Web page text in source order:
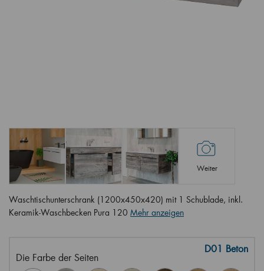
Weiter
Waschtischunterschrank (1200x450x420) mit 1 Schublade, inkl.
Keramik-Waschbecken Pura 120 Mehr anzeigen
Die Farbe der Seiten
D01 Beton